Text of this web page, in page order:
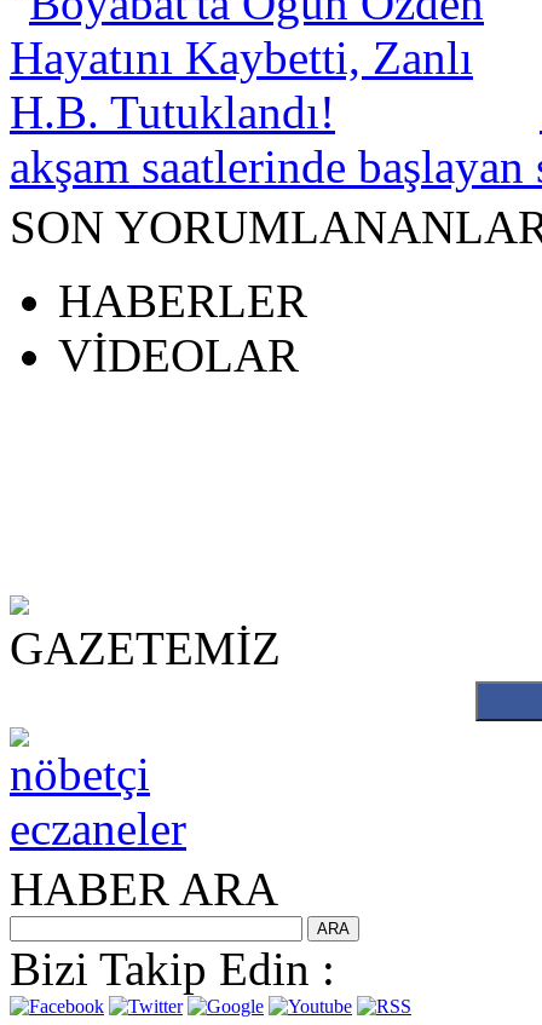
akşam saatlerinde başlayan
SON
HABERLER
VİDEOLAR
escort
escort
GAZETEMİZ
HABER ARA
Bizi Takip Edin :